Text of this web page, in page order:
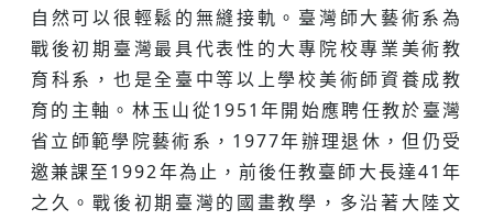
自然可以很輕鬆的無縫接軌。臺灣師大藝術系為
戰後初期臺灣最具代表性的大專院校專業美術教
育科系，也是全臺中等以上學校美術師資養成教
育的主軸。林玉山從1951年開始應聘任教於臺灣
省立師範學院藝術系，1977年辦理退休，但仍受
邀兼課至1992年為止，前後任教臺師大長達41年
之久。戰後初期臺灣的國畫教學，多沿著大陸文